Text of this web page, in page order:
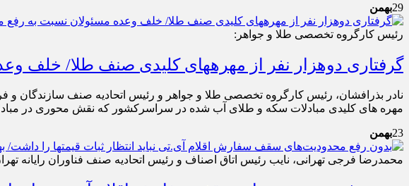
29بهمن
رئیس کارگروه تخصصی طلا و جواهر:
گرفتاری دوهزار نفر از مهره‎های کلیدی صنف طلا/ خلف وعده مسئولان نسبت به رفع مسدودی حساب فعالان صنف طلا
مهره های کلیدی مبادلات سکه و طلای آب شده در سراسرکشور که نقش محوری در
23بهمن
محمدرضا فرجی تهرانی، نایب رئیس اتاق اصناف و رئیس اتحادیه صنف فناوران رایانه